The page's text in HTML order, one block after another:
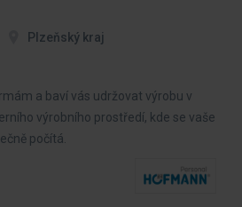
Plzeňský kraj
a baví vás udržovat výrobu v
výrobního prostředí, kde se vaše
počítá.